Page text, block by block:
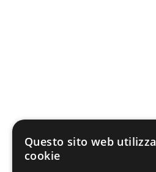
Questo sito web utilizza
cookie